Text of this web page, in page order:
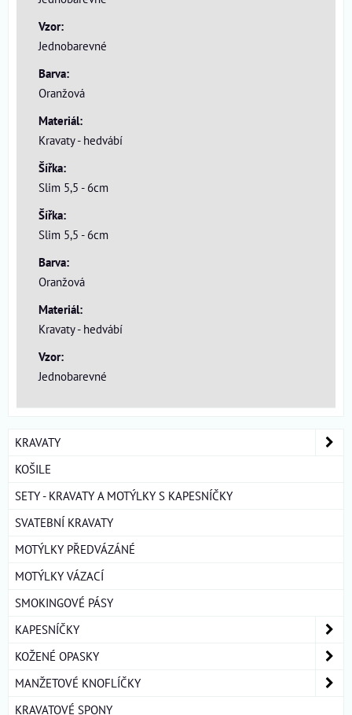
Vzor:
Jednobarevné
Barva:
Oranžová
Materiál:
Kravaty - hedvábí
Šířka:
Slim 5,5 - 6cm
Šířka:
Slim 5,5 - 6cm
Barva:
Oranžová
Materiál:
Kravaty - hedvábí
Vzor:
Jednobarevné
KRAVATY
KOŠILE
SETY - KRAVATY A MOTÝLKY S KAPESNÍČKY
SVATEBNÍ KRAVATY
MOTÝLKY PŘEDVÁZÁNÉ
MOTÝLKY VÁZACÍ
SMOKINGOVÉ PÁSY
KAPESNÍČKY
KOŽENÉ OPASKY
MANŽETOVÉ KNOFLÍČKY
KRAVATOVÉ SPONY